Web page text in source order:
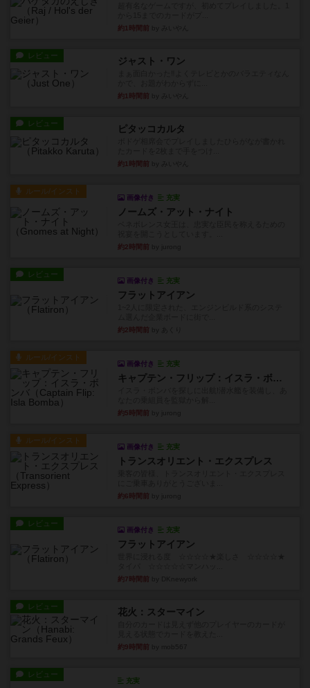
約1時間前
レビュー ジャスト・ワン
約1時間前
レビュー ピタッコカルタ
約1時間前
ルール/インスト
画像付き 充実
ノームズ・アット・ナイト
約2時間前
レビュー
画像付き 充実
フラットアイアン
約2時間前
ルール/インスト
画像付き 充実
キャプテン・フリップ：イスラ・ボンバ
約5時間前
ルール/インスト
画像付き 充実
トランスオリエント・エクスプレス
約6時間前
レビュー
画像付き 充実
フラットアイアン
約7時間前
レビュー 花火：スターマイン
約9時間前
レビュー
充実